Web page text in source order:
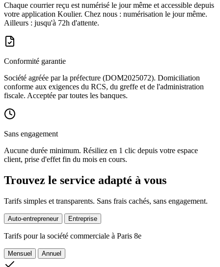
Chaque courrier reçu est numérisé le jour même et accessible depuis
votre application Koulier. Chez nous : numérisation le jour même.
Ailleurs : jusqu'à 72h d'attente.
Conformité garantie
Société agréée par la préfecture (DOM2025072). Domiciliation
conforme aux exigences du RCS, du greffe et de l'administration
fiscale. Acceptée par toutes les banques.
Sans engagement
Aucune durée minimum. Résiliez en 1 clic depuis votre espace
client, prise d'effet fin du mois en cours.
Trouvez le service adapté à vous
Tarifs simples et transparents. Sans frais cachés, sans engagement.
Auto-entrepreneur Entreprise
Tarifs pour la société commerciale à Paris 8e
Mensuel Annuel